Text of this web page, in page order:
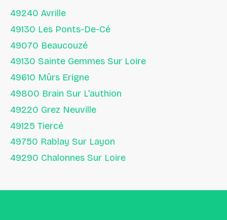
49240 Avrille
49130 Les Ponts-De-Cé
49070 Beaucouzé
49130 Sainte Gemmes Sur Loire
49610 Mûrs Erigne
49800 Brain Sur L'authion
49220 Grez Neuville
49125 Tiercé
49750 Rablay Sur Layon
49290 Chalonnes Sur Loire